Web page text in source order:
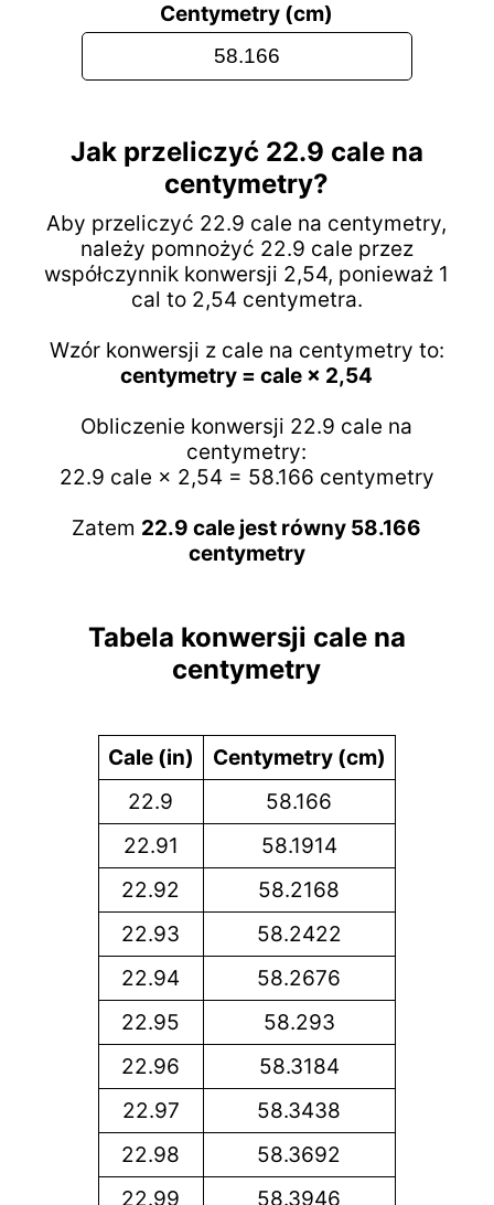
Centymetry (cm)
Jak przeliczyć 22.9 cale na
centymetry?
Aby przeliczyć 22.9 cale na centymetry,
należy pomnożyć 22.9 cale przez
współczynnik konwersji 2,54, ponieważ 1
cal to 2,54 centymetra.
Wzór konwersji z cale na centymetry to:
centymetry = cale × 2,54
Obliczenie konwersji 22.9 cale na
centymetry:
22.9 cale × 2,54 = 58.166 centymetry
Zatem 22.9 cale jest równy 58.166
centymetry
Tabela konwersji cale na
centymetry
Cale (in)
Centymetry (cm)
22.9
58.166
22.91
58.1914
22.92
58.2168
22.93
58.2422
22.94
58.2676
22.95
58.293
22.96
58.3184
22.97
58.3438
22.98
58.3692
22.99
58.3946